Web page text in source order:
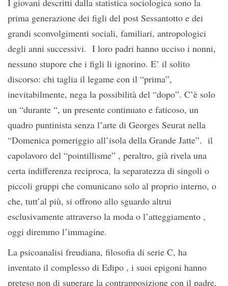
I giovani descritti dalla statistica sociologica sono la
prima generazione dei figli del post Sessantotto e dei
grandi sconvolgimenti sociali, familiari, antropologici
degli anni successivi. I loro padri hanno ucciso i nonni,
nessuno stupore che i figli li ignorino. E’ il solito
discorso: chi taglia il legame con il “prima”,
inevitabilmente, nega la possibilità del “dopo”. C’è solo
un “durante “, un presente continuato e faticoso, un
quadro puntinista senza l’arte di Georges Seurat nella
“Domenica pomeriggio all’isola della Grande Jatte”. il
capolavoro del “pointillisme” , peraltro, già rivela una
certa indifferenza reciproca, la separatezza di singoli o
piccoli gruppi che comunicano solo al proprio interno, o
che, tutt’al più, si offrono allo sguardo altrui
esclusivamente attraverso la moda o l’atteggiamento ,
oggi diremmo l’immagine.
La psicoanalisi freudiana, filosofia di serie C, ha
inventato il complesso di Edipo , i suoi epigoni hanno
preteso non di superare la contrapposizione con il padre,